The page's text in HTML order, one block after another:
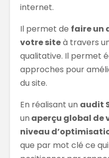
internet.
Il permet de faire un
votre siteà travers
qualitative. Il permet
approches pour
du site.
En réalisant un audit
un aperçu global de
niveau
que par mot clé ce